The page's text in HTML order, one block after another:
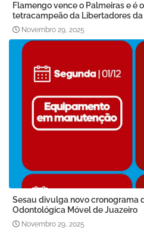
Flamengo vence o Palmeiras e é
tetracampeão da Libertadores
Novembro 29, 2025
Sesau divulga novo cronograma
Odontológica Móvel de Juazeiro
Novembro 29, 2025